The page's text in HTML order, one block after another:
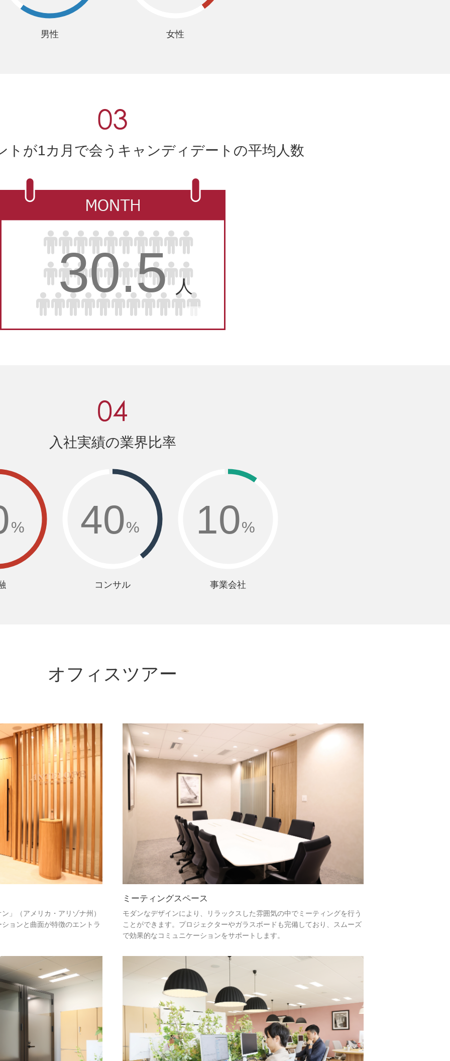
男性 女性
トが1カ月で会うキャンディデートの平均人数
30.5 人
入社実績の業界比率
% 40%
コンサル
10%
事業会社
オフィスツアー
」（アメリカ・アリゾナ州）
ョンと曲面が特徴のエントラ
ミーティングスペース
モダンなデザインにより、リラックスした雰囲気の中でミーティングを行う
ことができます。プロジェクターやガラスボードも完備しており、スムーズ
で効果的なコミュニケーションをサポートします。